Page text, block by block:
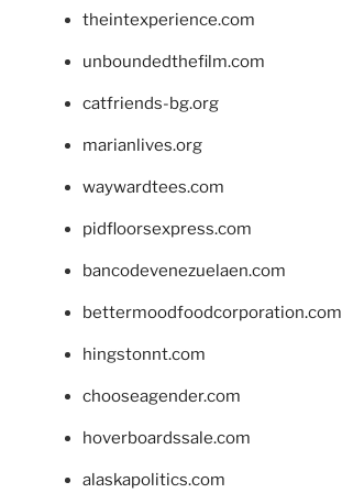
theintexperience.com
unboundedthefilm.com
catfriends-bg.org
marianlives.org
waywardtees.com
pidfloorsexpress.com
bancodevenezuelaen.com
bettermoodfoodcorporation.com
hingstonnt.com
chooseagender.com
hoverboardssale.com
alaskapolitics.com